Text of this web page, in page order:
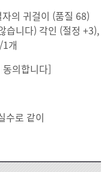
의 귀걸이 (품질 68)
습니다) 각인 (절정 +3),
개
의합니다]
수로 같이